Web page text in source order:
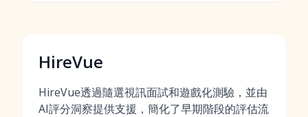
HireVue
HireVue透過隨選視訊面試和遊戲化測驗，並由
AI評分洞察提供支援，簡化了早期階段的評估流